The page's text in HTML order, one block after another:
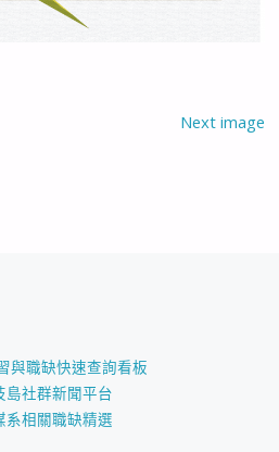
Next image
與職缺快速查詢看板
島社群新聞平台
系相關職缺精選